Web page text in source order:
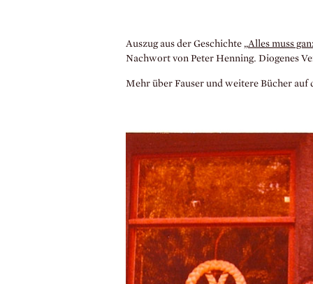
Auszug aus der Geschichte „Alles muss
Nachwort von Peter Henning. Diogenes
Mehr über Fauser und weitere Bücher auf